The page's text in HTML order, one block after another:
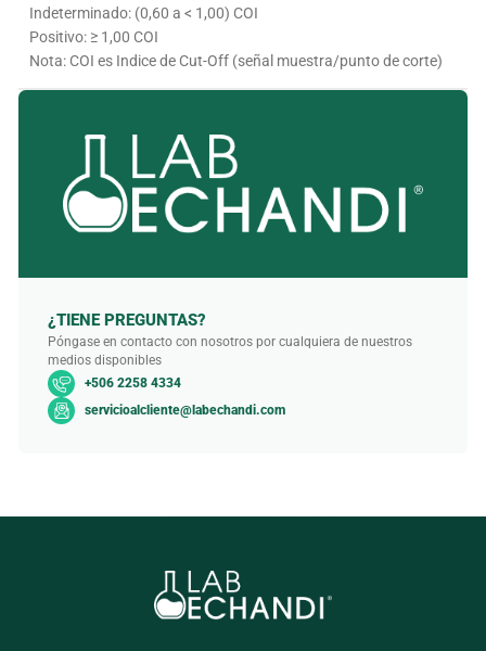
Indeterminado: (0,60 a < 1,00) COI
Positivo: ≥ 1,00 COI
Nota: COI es Indice de Cut-Off (señal muestra/punto de corte)
¿TIENE PREGUNTAS?
Póngase en contacto con nosotros por cualquiera de nuestros
medios disponibles
+506 2258 4334
servicioalcliente@labechandi.com